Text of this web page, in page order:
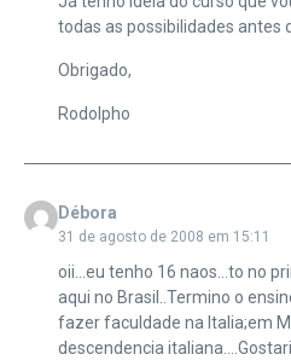
todas as possibilidades antes
Obrigado,
Rodolpho
Débora
31 de agosto de 2008 em 15:11
oii…eu tenho 16 naos…to no
aqui no Brasil..Termino o
fazer faculdade na Italia;em
descendencia